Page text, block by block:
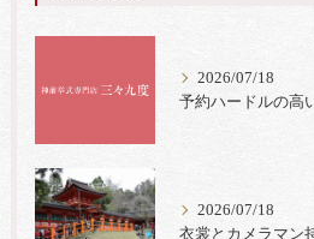
2026/07/18
予約ハードルの高
2026/07/18
衣裳とカメラマン